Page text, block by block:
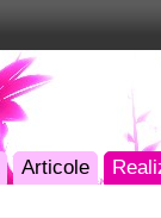
Articole